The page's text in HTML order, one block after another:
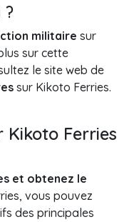
?
militaire sur
sur cette
le site web de
sur Kikoto Ferries.
Kikoto Ferries
et obtenez le
vous pouvez
des principales